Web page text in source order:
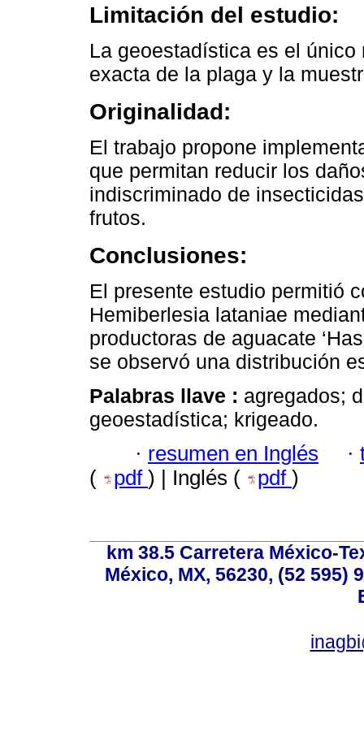
Limitación del estudio:
La geoestadística es el
exacta de la plaga y la
Originalidad:
El trabajo propone
que permitan reducir los
indiscriminado de
frutos.
Conclusiones:
El presente estudio permitió
Hemiberlesia lataniae
productoras de aguacate
se observó una distribución
Palabras llave : agregados;
geoestadística; krigeado.
· resumen en Inglés ·
(
pdf ) | Inglés ( pdf )
km 38.5 Carretera México-
México, MX, 56230, (52 595)